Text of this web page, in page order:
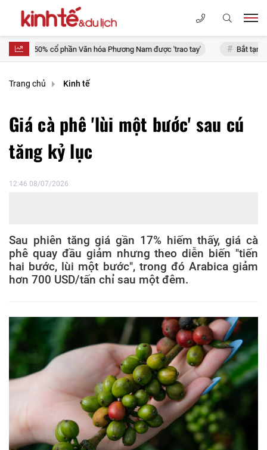
phần Văn hóa Phương Nam được 'trao tay' Bắt tạm giam đối tượng
Trang chủ Kinh tế
Giá cà phê 'lùi một bước' sau cú
tăng kỷ lục
12:46 08/07/2026
Sau phiên tăng giá gần 17% hiếm thấy, giá cà
phê quay đầu giảm nhưng theo diễn biến "tiến
hai bước, lùi một bước", trong đó Arabica giảm
hơn 700 USD/tấn chỉ sau một đêm.